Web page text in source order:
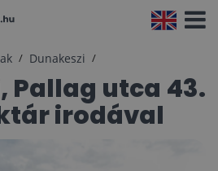
Dunakeszi
irodával